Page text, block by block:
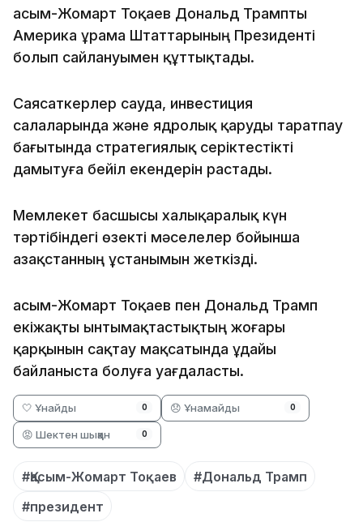
Қасым-Жомарт Тоқаев Дональд Трампты
Америка Құрама Штаттарының Президенті
болып сайлануымен құттықтады.
Саясаткерлер сауда, инвестиция
салаларында және ядролық қаруды таратпау
бағытында стратегиялық серіктестікті
дамытуға бейіл екендерін растады.
Мемлекет басшысы халықаралық күн
тәртібіндегі өзекті мәселелер бойынша
Қазақстанның ұстанымын жеткізді.
Қасым-Жомарт Тоқаев пен Дональд Трамп
екіжақты ынтымақтастықтың жоғары
қарқынын сақтау мақсатында ұдайы
байланыста болуға уағдаласты.
🤍 Ұнайды 0 😞 Ұнамайды 0
😡 Шектен шыққан 0
#Қасым-Жомарт Тоқаев
#Дональд Трамп
#президент